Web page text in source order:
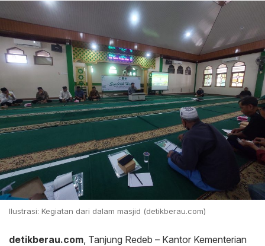
Ilustrasi: Kegiatan dari dalam masjid (detikberau.com)
detikberau.com, Tanjung Redeb – Kantor Kementerian